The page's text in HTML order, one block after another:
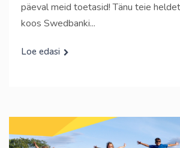
päeval meid toetasid! Tänu teie
koos Swedbanki...
Loe edasi